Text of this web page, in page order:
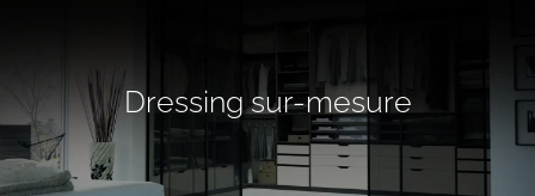
Dressing sur-mesure